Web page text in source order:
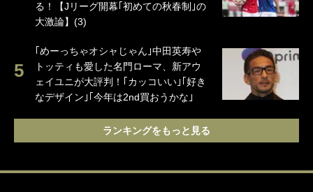
る！【Jリーグ開幕｢初めての秋春制｣の
大激論】(3)
｢めーっちゃオシャじゃん｣中田英寿や
トッティも愛した名門ローマ、新アウ
ェイユニが大評判！｢カッコいい｣｢好き
なデザイン｣｢今年は2nd買おうかな｣
ランキングをもっと見る